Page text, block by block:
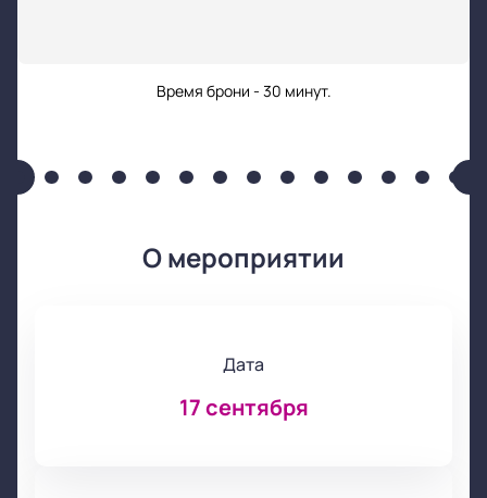
Время брони - 30 минут.
О мероприятии
Дата
17 сентября